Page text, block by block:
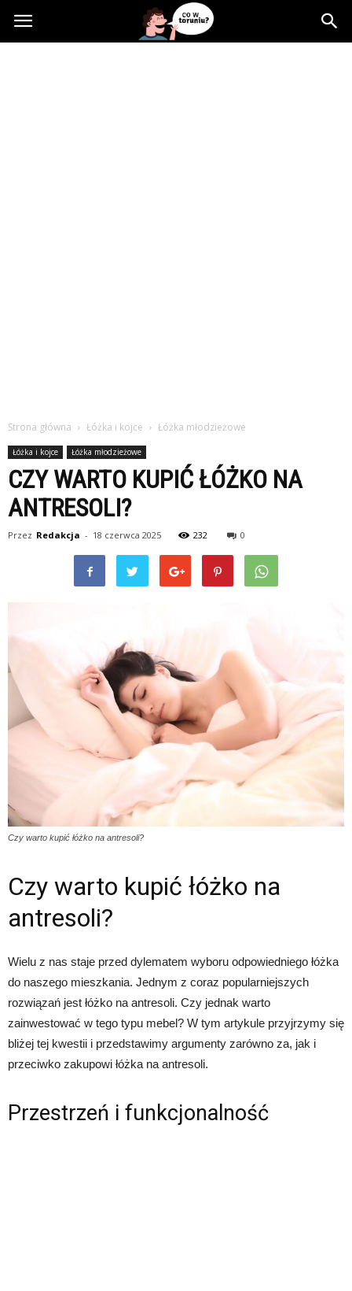
Cowtoruniu.pl
Strona główna Łóżka i kojce Łóżka młodzieżowe
Łóżka i kojce Łóżka młodzieżowe
CZY WARTO KUPIĆ ŁÓŻKO NA
ANTRESOLI?
Przez Redakcja - 18 czerwca 2025 232 0
Czy warto kupić łóżko na antresoli?
Czy warto kupić łóżko na
antresoli?
Wielu z nas staje przed dylematem wyboru odpowiedniego łóżka
do naszego mieszkania. Jednym z coraz popularniejszych
rozwiązań jest łóżko na antresoli. Czy jednak warto
zainwestować w tego typu mebel? W tym artykule przyjrzymy się
bliżej tej kwestii i przedstawimy argumenty zarówno za, jak i
przeciwko zakupowi łóżka na antresoli.
Przestrzeń i funkcjonalność